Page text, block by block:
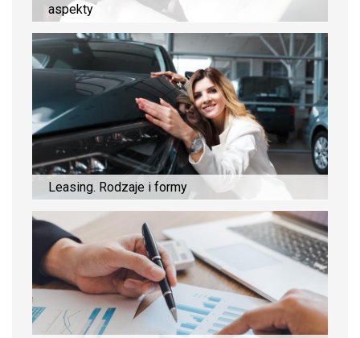
aspekty
Leasing. Rodzaje i formy